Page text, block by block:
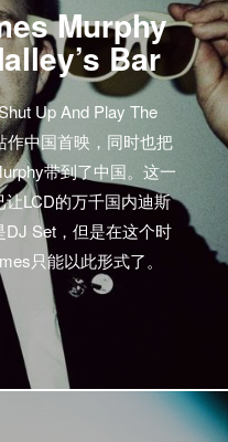
Murphy
Bar
Up And Play The
作中国首映，同时也把
带到了中国。这一
LCD的万千国内迪斯
Set，但是在这个时
只能以此形式了。